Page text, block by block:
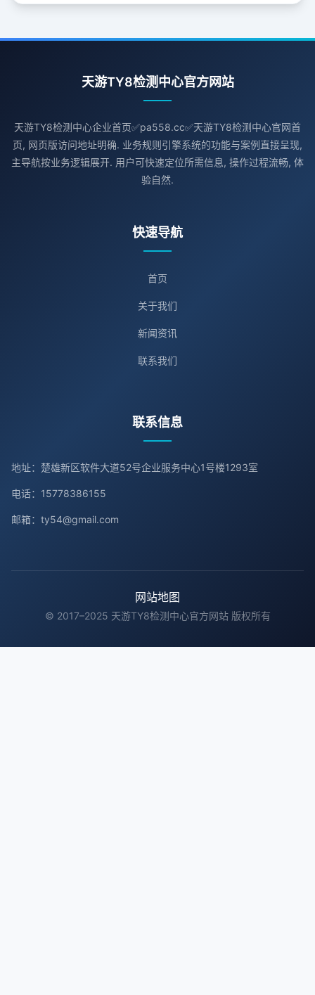
天游TY8检测中心官方网站
天游TY8检测中心企业首页✅pa558.cc✅天游TY8检测中心官网首
页, 网页版访问地址明确. 业务规则引擎系统的功能与案例直接呈现,
主导航按业务逻辑展开. 用户可快速定位所需信息, 操作过程流畅, 体
验自然.
快速导航
首页
关于我们
新闻资讯
联系我们
联系信息
地址：楚雄新区软件大道52号企业服务中心1号楼1293室
电话：15778386155
邮箱：ty54@gmail.com
网站地图
© 2017–2025 天游TY8检测中心官方网站 版权所有